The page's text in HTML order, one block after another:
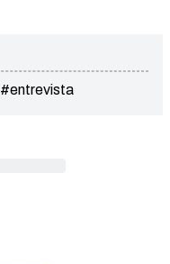
#entrevista